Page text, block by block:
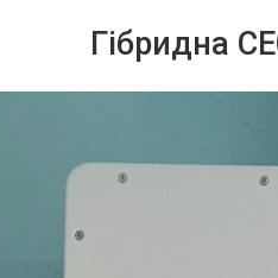
Гібридна